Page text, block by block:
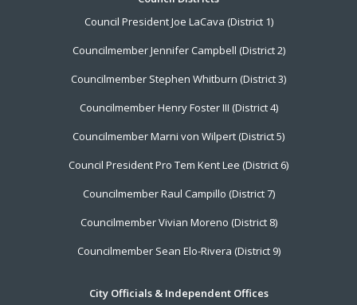
Council President Joe LaCava (District 1)
Councilmember Jennifer Campbell (District 2)
Councilmember Stephen Whitburn (District 3)
Councilmember Henry Foster III (District 4)
Councilmember Marni von Wilpert (District 5)
Council President Pro Tem Kent Lee (District 6)
Councilmember Raul Campillo (District 7)
Councilmember Vivian Moreno (District 8)
Councilmember Sean Elo-Rivera (District 9)
City Officials & Independent Offices